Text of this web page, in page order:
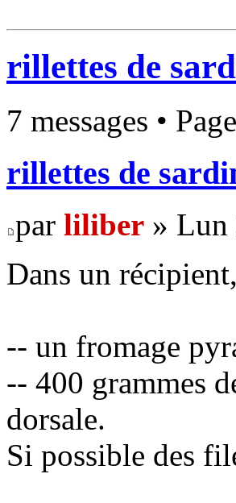
rillettes de
7 messages • Page
rillettes de
par liliber » Lun
Dans un
-- un fromage
-- 400 grammes
dorsale.
Si possible des